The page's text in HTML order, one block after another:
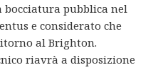
bocciatura pubblica nel
e considerato che
al Brighton.
riavrà a disposizione